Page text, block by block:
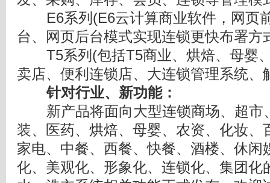
E6系列(E6云计算商业软件，网页
台、网页后台模式实现连锁更快布署方
T5系列(包括T5商业、烘焙、母婴
卖店、便利连锁店、大连锁管理系统、
针对行业、新功能：
新产品将面向大型连锁商场、超市
装、医药、烘焙、母婴、农资、化妆、
家电、中餐、西餐、快餐、酒楼、休闲
化、美观化、形象化、连锁化、集团化